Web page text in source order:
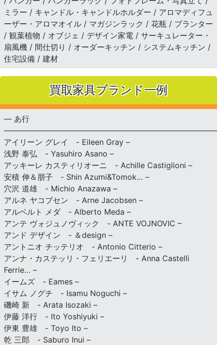
ミラー / キャンドル・キャンドルホルダー / アロマディフュ
ーザー・アロマオイル / マガジンラック / 花瓶 / プランター
/ 観葉植物 / オブジェ / デザイン家電 / サーキュレーター・
扇風機 / 間仕切り / オーダーキッチン / システムキッチン /
住宅設備 / 建材
買取家具ブランド一例
— あ行
アイリーン グレイ - Eileen Gray –
浅野 泰弘 - Yasuhiro Asano –
アッキーレ カスティリオーニ - Achille Castiglioni –
安積 伸＆朋子 - Shin Azumi&Tomok… –
穴沢 道雄 - Michio Anazawa –
アルネ ヤコブセン - Arne Jacobsen –
アルベルト メダ - Alberto Meda –
アンテ ヴォジュノヴィック - ANTE VOJNOVIC –
アンド デザイン - ＆design –
アントニオ チッテリオ - Antonio Citterio –
アンナ・カステッリ・フェリエーリ - Anna Castelli
Ferrie… –
イームズ - Eames –
イサム ノグチ - Isamu Noguchi –
磯崎 新 - Arata Isozaki –
伊藤 洋行 - Ito Yoshiyuki –
伊東 豊雄 - Toyo Ito –
乾 三郎 - Saburo Inui –